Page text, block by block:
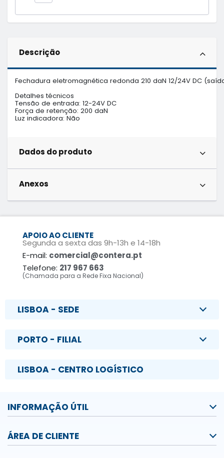
Descrição
Fechadura eletromagnética redonda 210 daN 12/24V DC
Detalhes técnicos
Tensão de entrada: 12-24V DC
Força de retenção: 200 daN
Luz indicadora: Não
Dados do produto
Anexos
APOIO AO CLIENTE
Segunda a sexta das 9h-13h e 14-18h
E-mail: comercial@contera.pt
Telefone: 217 967 663
(Chamada para a Rede Fixa Nacional)
LISBOA - SEDE
PORTO - FILIAL
LISBOA - CENTRO LOGÍSTICO
INFORMAÇÃO ÚTIL
ÁREA DE CLIENTE